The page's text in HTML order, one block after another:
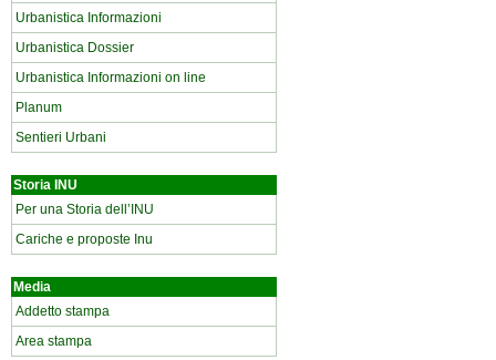
Urbanistica Informazioni
Urbanistica Dossier
Urbanistica Informazioni on line
Planum
Sentieri Urbani
Storia INU
Per una Storia dell’INU
Cariche e proposte Inu
Media
Addetto stampa
Area stampa